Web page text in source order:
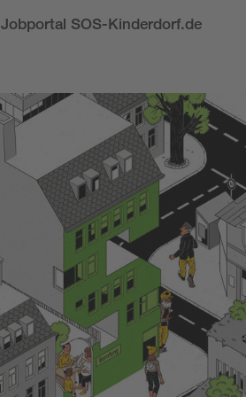
Jobportal SOS-Kinderdorf.de